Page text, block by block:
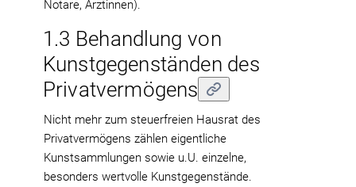
Notare, Ärztinnen).
1.3 Behandlung von
Kunstgegenständen des
Privatvermögens
Nicht mehr zum steuerfreien Hausrat des
Privatvermögens zählen eigentliche
Kunstsammlungen sowie u.U. einzelne,
besonders wertvolle Kunstgegenstände.